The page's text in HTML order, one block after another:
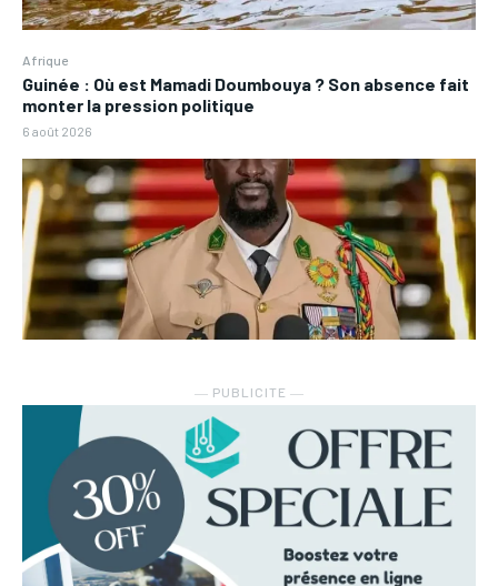
Afrique
Guinée : Où est Mamadi Doumbouya ? Son absence fait
monter la pression politique
6 août 2026
― PUBLICITE ―